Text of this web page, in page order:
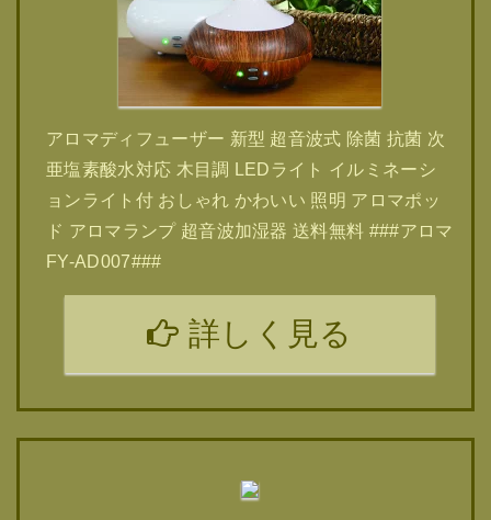
アロマディフューザー 新型 超音波式 除菌 抗菌 次
亜塩素酸水対応 木目調 LEDライト イルミネーシ
ョンライト付 おしゃれ かわいい 照明 アロマポッ
ド アロマランプ 超音波加湿器 送料無料 ###アロマ
FY-AD007###
詳しく見る